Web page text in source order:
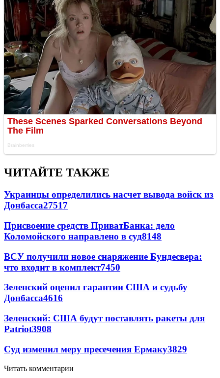
ЧИТАЙТЕ ТАКЖЕ
Украинцы определились насчет вывода войск из
Донбасса27517
Присвоение средств ПриватБанка: дело
Коломойского направлено в суд8148
ВСУ получили новое снаряжение Бундесвера:
что входит в комплект7450
Зеленский оценил гарантии США и судьбу
Донбасса4616
Зеленский: США будут поставлять ракеты для
Patriot3908
Суд изменил меру пресечения Ермаку3829
Читать комментарии